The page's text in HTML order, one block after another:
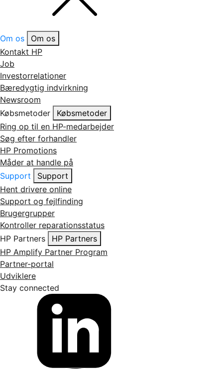
Om os
Om os
Kontakt HP
Job
Investorrelationer
Bæredygtig indvirkning
Newsroom
Købsmetoder
Købsmetoder
Ring op til en HP-medarbejder
Søg efter forhandler
HP Promotions
Måder at handle på
Support
Support
Hent drivere online
Support og fejlfinding
Brugergrupper
Kontroller reparationsstatus
HP Partners
HP Partners
HP Amplify Partner Program
Partner-portal
Udviklere
Stay connected